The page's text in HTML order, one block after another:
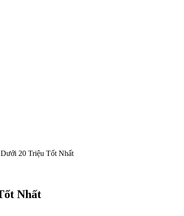
20 Triệu Tốt Nhất
Nhất